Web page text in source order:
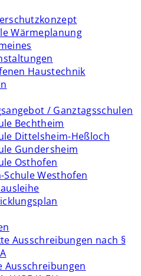
Wärmeplanung
Haustechnik
/ Ganztagsschulen
Bechtheim
Dittelsheim-Heßloch
Gundersheim
Osthofen
Schule Westhofen
Ausschreibungen nach §
Ausschreibungen